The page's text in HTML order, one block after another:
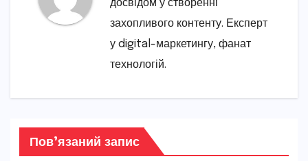
досвідом у створенні
захопливого контенту. Експерт
у digital-маркетингу, фанат
технологій.
Пов’язаний запис